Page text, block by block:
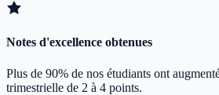
Notes d'excellence obtenues
Plus de 90% de nos étudiants ont
trimestrielle de 2 à 4 points.